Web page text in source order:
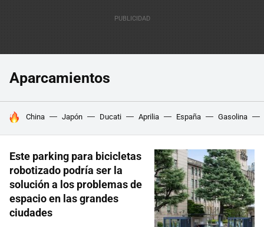
Aparcamientos
HOY SE HABLA DE
China Japón Ducati Aprilia España Gasolina
Este parking para bicicletas
robotizado podría ser la
solución a los problemas de
espacio en las grandes
ciudades